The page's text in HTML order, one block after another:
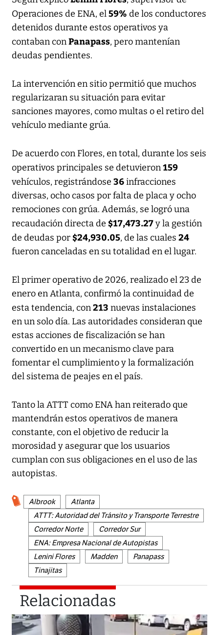
Operaciones de ENA, el59% de los conductores
detenidos durante estos operativos ya
contaban conPanapass, pero mantenían
deudas pendientes.
La intervención en sitio permitió que muchos
regularizaran su situación para evitar
sanciones mayores, como multas o el retiro del
vehículo mediante grúa.
De acuerdo con Flores, en total, durante los seis
operativos principales se detuvieron159
vehículos, registrándose 36infracciones
diversas, ocho casos por falta de placa y ocho
remociones con grúa. Además, se logró una
recaudación directa de $17,473.27y la gestión
de deudas por $24,930.05, de las cuales 24
fueron canceladas en su totalidad en el lugar.
El primer operativo de 2026, realizado el 23 de
enero en Atlanta, confirmó la continuidad de
esta tendencia, con213 nuevas instalaciones
en un solo día. Las autoridades consideran que
estas acciones de fiscalización se han
convertido en un mecanismo clave para
fomentar el cumplimiento y la formalización
del sistema de peajes en el país.
Tanto la ATTT como ENA han reiterado que
mantendrán estos operativos de manera
constante, con el objetivo de reducir la
morosidad y asegurar que los usuarios
cumplan con sus obligaciones en el uso de las
autopistas.
Albrook
Atlanta
ATTT: Autoridad del Tránsito y Transporte Terrestre
Corredor Norte
Corredor Sur
ENA: Empresa Nacional de Autopistas
Lenini Flores
Madden
Panapass
Tinajitas
Relacionadas